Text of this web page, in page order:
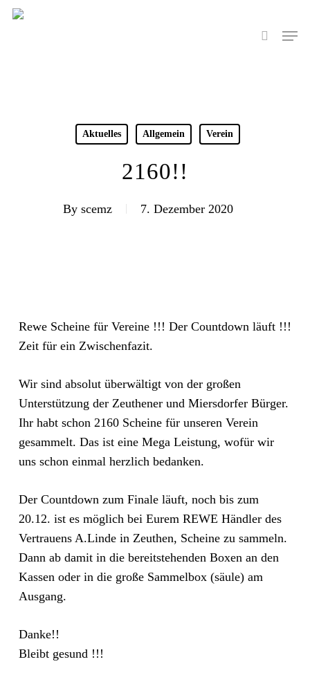
Skip
search
Menu
Aktuelles Allgemein Verein
2160!!
By scemz 7. Dezember 2020
Rewe Scheine für Vereine !!! Der Countdown läuft !!!
Zeit für ein Zwischenfazit.
Wir sind absolut überwältigt von der großen
Unterstützung der Zeuthener und Miersdorfer Bürger.
Ihr habt schon 2160 Scheine für unseren Verein
gesammelt. Das ist eine Mega Leistung, wofür wir
uns schon einmal herzlich bedanken.
Der Countdown zum Finale läuft, noch bis zum
20.12. ist es möglich bei Eurem REWE Händler des
Vertrauens A.Linde in Zeuthen, Scheine zu sammeln.
Dann ab damit in die bereitstehenden Boxen an den
Kassen oder in die große Sammelbox (säule) am
Ausgang.
Danke!!
Bleibt gesund !!!